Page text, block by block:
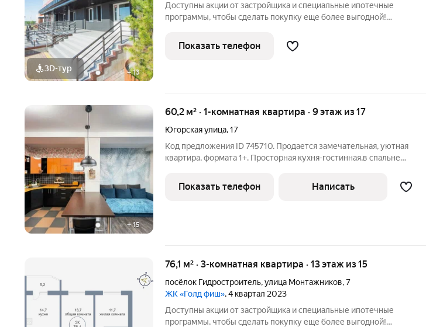
3D-тур +13
Доступны акции от застройщика и специальные ипотечные
программы, чтобы сделать покупку еще более выгодной!
Звоните, чтобы узнать размер вашей скидки! Сибпромстрой - 30
лет на рынке! Готовое жилье.
Показать телефон
+15
60,2 м² · 1-комнатная квартира · 9 этаж из 17
Югорская улица,17
Код предложения ID 745710. Продается замечательная, уютная
квартира, формата 1+. Просторная кухня-гостинная,в спальне
Мебель по договоренности. В просторном коридоре оборудована
кладовая. На
Показать телефон Написать
76,1 м² · 3-комнатная квартира · 13 этаж из 15
посёлок Гидростроитель,улица Монтажников,7
ЖК «Голд фиш», 4 квартал 2023
Доступны акции от застройщика и специальные ипотечные
программы, чтобы сделать покупку еще более выгодной!